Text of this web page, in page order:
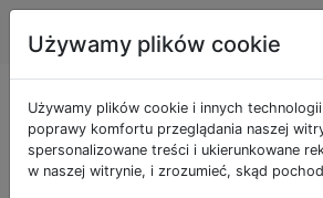
Rowery Tagi
Czy mogę
WD-40 na
Używamy plików cookie
Używamy plików cookie i innych
poprawy komfortu przeglądania naszej
spersonalizowane treści i ukierunkowane
w naszej witrynie, i zrozumieć, skąd